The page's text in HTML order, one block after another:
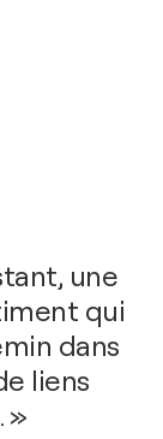
une
qui
dans
liens
»